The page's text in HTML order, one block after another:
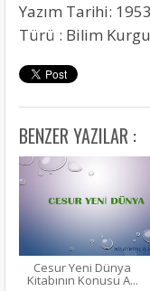
Yazım Tarihi: 1953
Türü : Bilim
BENZER YAZILAR :
Cesur Yeni Dünya
Kitabının Konusu A...